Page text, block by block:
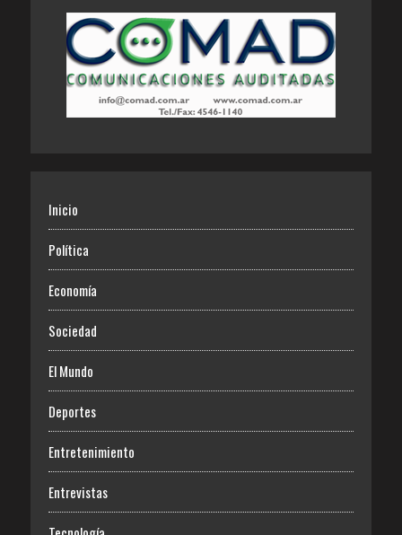
Inicio
Política
Economía
Sociedad
El Mundo
Deportes
Entretenimiento
Entrevistas